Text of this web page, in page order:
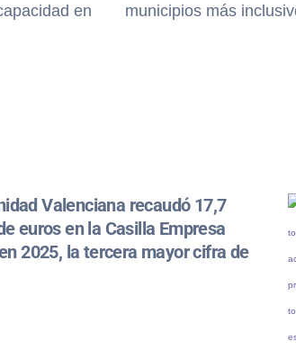
en
municipios más
Valenciana recaudó 17,7
euros en la Casilla Empresa
2025, la tercera mayor cifra de